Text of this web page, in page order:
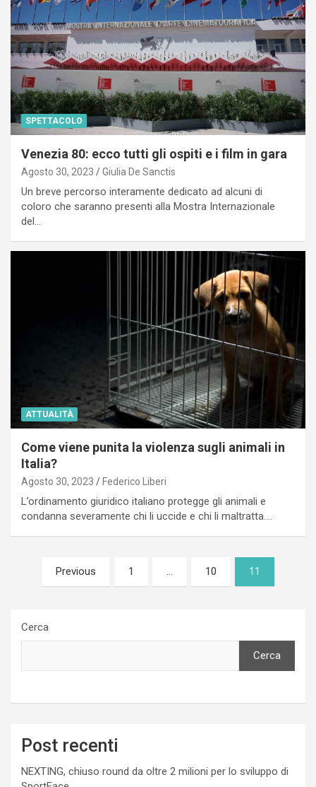
SPETTACOLO
Venezia 80: ecco tutti gli ospiti e i film in gara
Agosto 30, 2023 Giulia De Sanctis
Un breve percorso interamente dedicato ad alcuni di
coloro che saranno presenti alla Mostra Internazionale
del…
ATTUALITÀ
Come viene punita la violenza sugli animali in
Italia?
Agosto 30, 2023 Federico Liberi
L’ordinamento giuridico italiano protegge gli animali e
condanna severamente chi li uccide e chi li maltratta.…
Paginazione
degli
Previous 1 … 10 11
Cerca
Cerca
Post recenti
NEXTING, chiuso round da oltre 2 milioni per lo sviluppo di